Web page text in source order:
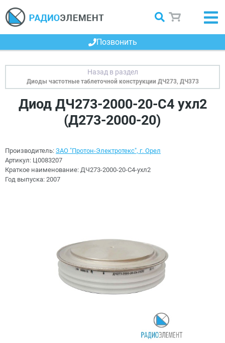
Позвонить
Диоды частотные таблеточной конструкции ДЧ273, ДЧ373
Диод ДЧ273-2000-20-С4 ухл2
(Д273-2000-20)
Производитель: ЗАО "Протон-Электротекс", г. Орел
Артикул: Ц0083207
Краткое наименование: ДЧ273-2000-20-С4-ухл2
Год выпуска: 2007